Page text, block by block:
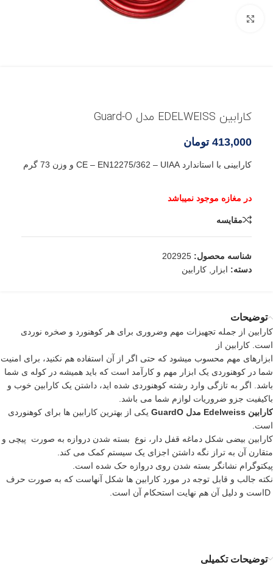
کارابین EDELWEISS مدل Guard-O
413,000 تومان
کارابینی با استاندارد CE – EN12275/362 – UIAA و وزن 73 گرم
مقایسه
شناسه محصول: 202925
دسته: ابزار کارابین
توضیحات
کارابین از جمله تجهیزات مهم وضروری برای هر کوهنورد و صخره نوردی
است. کارابین از
ابزارهای مهم محسوب میشود که حتی اگر از آن استفاده هم نکنید، برای امنیت
شما در کوهنوردی یک ابزار مهم و کارآمد است که باید همیشه در کوله ی شما
باشد. اگر به تازگی وارد رشته کوهنوردی شده اید، داشتن یک کارابین خوب و
باکیفیت جزو ضروریات لوازم شما می باشد.
کارابین Edelweiss مدل GuardO
یکی از بهترین کارابین ها برای کوهنوردی
است.
کارابین بیضی شکل دماغه قفل دار، نوع بسته شدن دروازه به صورت پیچی و
متقارن آن به تراز نگه داشتن اجزای یک سیستم کمک می کند.
پیکتوگرام نشانگر بسته شدن روی دروازه حک شده است.
نکته جالب و قابل توجه در مورد کارابین ها شکل آنهاست که به صورت حرف
توضیحات تکمیلی